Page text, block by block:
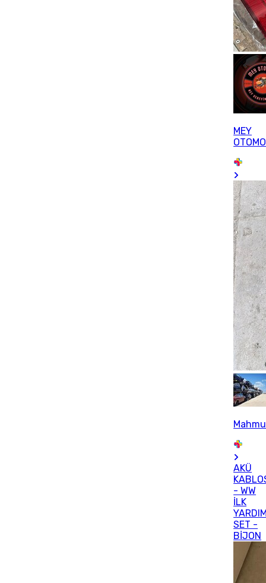
MEY
AKÜ
- WW
İLK
SET -
BİJON